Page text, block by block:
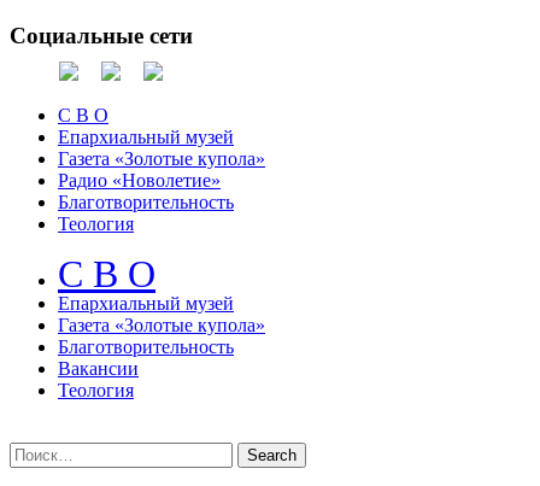
Социальные сети
С В О
Епархиальный музей
Газета «Золотые купола»
Радио «Новолетие»
Благотворительность
Теология
С В О
Епархиальный музeй
Газета «Золотые купола»
Благотворительность
Вакансии
Теология